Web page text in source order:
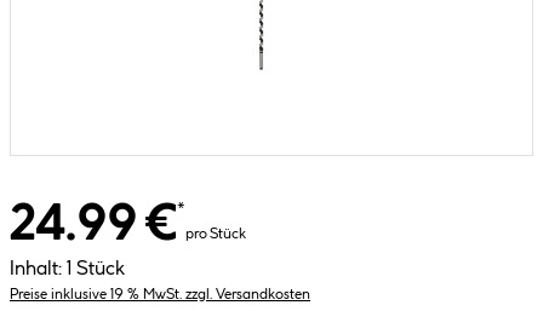
24.99 €*
pro Stück
Inhalt: 1 Stück
Preise inklusive 19 % MwSt. zzgl. Versandkosten